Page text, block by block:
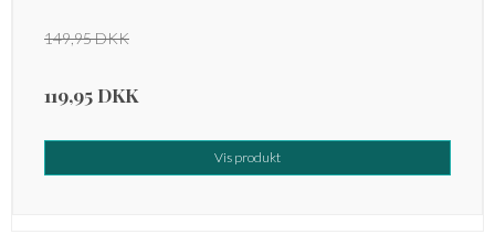
149,95 DKK
119,95 DKK
Vis produkt